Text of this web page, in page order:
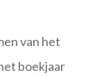
van het
boekjaar